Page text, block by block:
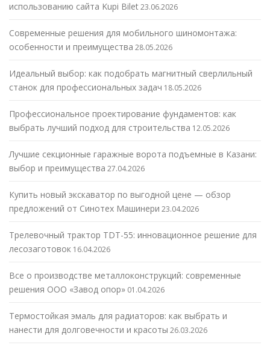
использованию сайта Kupi Bilet23.06.2026
Современные решения для мобильного шиномонтажа:
особенности и преимущества 28.05.2026
Идеальный выбор: как подобрать магнитный сверлильный
станок для профессиональных задач 18.05.2026
Профессиональное проектирование фундаментов: как
выбрать лучший подход для строительства 12.05.2026
Лучшие секционные гаражные ворота подъемные в Казани:
выбор и преимущества 27.04.2026
Купить новый экскаватор по выгодной цене — обзор
предложений от Синотех Машинери 23.04.2026
Трелевочный трактор TDT-55: инновационное решение для
лесозаготовок 16.04.2026
Все о производстве металлоконструкций: современные
решения ООО «Завод опор» 01.04.2026
Термостойкая эмаль для радиаторов: как выбрать и
нанести для долговечности и красоты 26.03.2026